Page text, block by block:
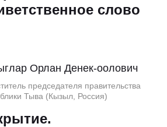
слово
Орлан Денек-оолович
председателя правительства
Тыва (Кызыл, Россия)